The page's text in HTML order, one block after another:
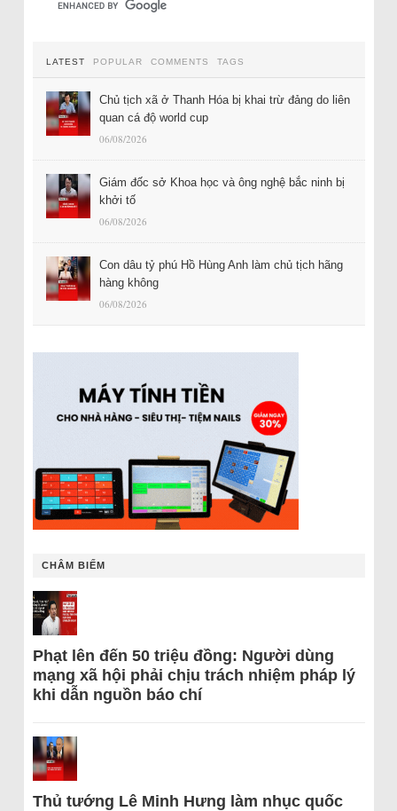
LATEST POPULAR COMMENTS TAGS
Chủ tịch xã ở Thanh Hóa bị khai trừ đảng do liên
quan cá độ world cup
06/08/2026
Giám đốc sở Khoa học và ông nghệ bắc ninh bị
khởi tố
06/08/2026
Con dâu tỷ phú Hồ Hùng Anh làm chủ tịch hãng
hàng không
06/08/2026
CHÂM BIẾM
Phạt lên đến 50 triệu đồng: Người dùng
mạng xã hội phải chịu trách nhiệm pháp lý
khi dẫn nguồn báo chí
Thủ tướng Lê Minh Hưng làm nhục quốc